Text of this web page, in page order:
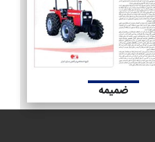
ضمیمه